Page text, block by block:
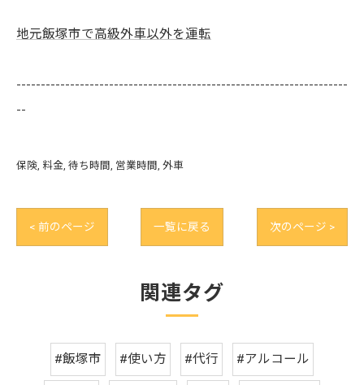
地元飯塚市で高級外車以外を運転
--------------------------------------------------------------------
--
保険 料金 待ち時間 営業時間 外車
< 前のページ 一覧に戻る 次のページ >
関連タグ
#飯塚市 #使い方 #代行 #アルコール